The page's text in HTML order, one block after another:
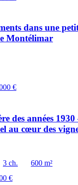
dans une
Montélimar
€
des années 1930
au cœur des
3 ch.
600 m²
€